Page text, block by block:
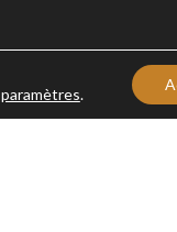
paramètres.